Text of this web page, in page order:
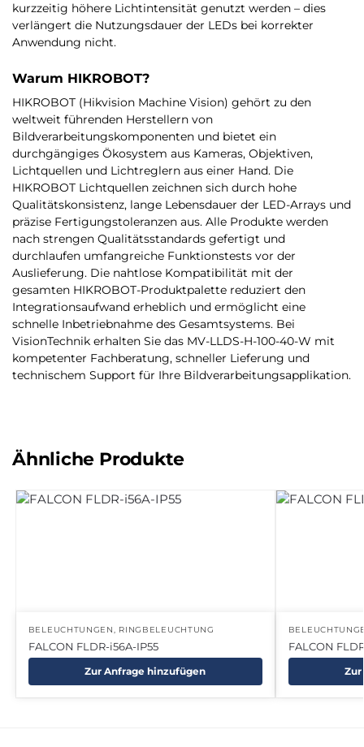
kurzzeitig höhere Lichtintensität genutzt werden – dies
verlängert die Nutzungsdauer der LEDs bei korrekter
Anwendung nicht.
Warum HIKROBOT?
HIKROBOT (Hikvision Machine Vision) gehört zu den
weltweit führenden Herstellern von
Bildverarbeitungskomponenten und bietet ein
durchgängiges Ökosystem aus Kameras, Objektiven,
Lichtquellen und Lichtreglern aus einer Hand. Die
HIKROBOT Lichtquellen zeichnen sich durch hohe
Qualitätskonsistenz, lange Lebensdauer der LED-Arrays und
präzise Fertigungstoleranzen aus. Alle Produkte werden
nach strengen Qualitätsstandards gefertigt und
durchlaufen umfangreiche Funktionstests vor der
Auslieferung. Die nahtlose Kompatibilität mit der
gesamten HIKROBOT-Produktpalette reduziert den
Integrationsaufwand erheblich und ermöglicht eine
schnelle Inbetriebnahme des Gesamtsystems. Bei
VisionTechnik erhalten Sie das MV-LLDS-H-100-40-W mit
kompetenter Fachberatung, schneller Lieferung und
technischem Support für Ihre Bildverarbeitungsapplikation.
Ähnliche Produkte
BELEUCHTUNGEN, RINGBELEUCHTUNG
FALCON FLDR-i56A-IP55
Zur Anfrage hinzufügen
FALCON